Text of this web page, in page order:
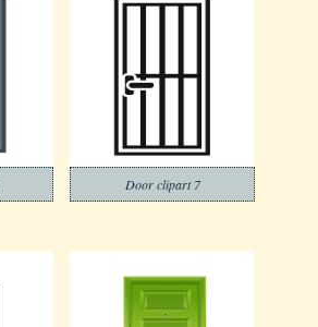
Door clipart 7